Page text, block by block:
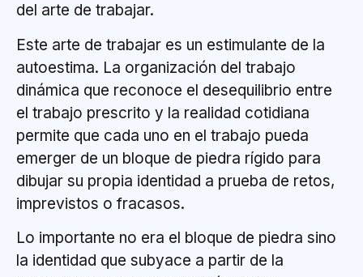
del arte de trabajar.
Este arte de trabajar es un estimulante de la
autoestima. La organización del trabajo
dinámica que reconoce el desequilibrio entre
el trabajo prescrito y la realidad cotidiana
permite que cada uno en el trabajo pueda
emerger de un bloque de piedra rígido para
dibujar su propia identidad a prueba de retos,
imprevistos o fracasos.
Lo importante no era el bloque de piedra sino
la identidad que subyace a partir de la